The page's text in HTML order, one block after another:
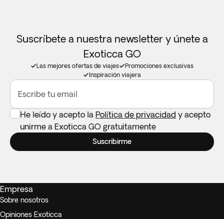
Suscríbete a nuestra newsletter y únete a
Exoticca GO
Las mejores ofertas de viajes
Promociones exclusivas
Inspiración viajera
Escribe tu email
He leído y acepto la Política de privacidad y acepto
unirme a Exoticca GO gratuitamente
Suscribirme
Empresa
Sobre nosotros
Opiniones Exoticca